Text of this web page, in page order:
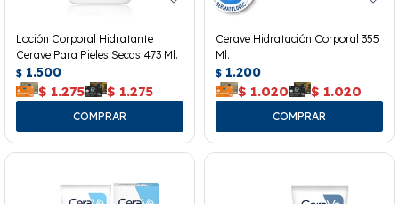
Loción Corporal Hidratante
Cerave Para Pieles Secas 473 Ml.
$ 1.500
$ 1.275 $ 1.275
Cerave Hidratación Corporal 355
Ml.
$ 1.200
$ 1.020 $ 1.020